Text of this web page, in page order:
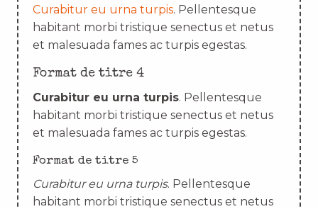
Curabitur eu urna turpis. Pellentesque
habitant morbi tristique senectus et netus
et malesuada fames ac turpis egestas.
Format de titre 4
Curabitur eu urna turpis. Pellentesque
habitant morbi tristique senectus et netus
et malesuada fames ac turpis egestas.
Format de titre 5
Curabitur eu urna turpis. Pellentesque
habitant morbi tristique senectus et netus